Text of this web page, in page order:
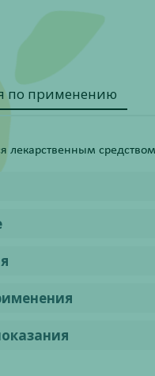
по применению
лекарственным